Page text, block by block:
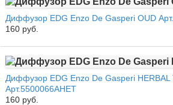
Диффузор EDG Enzo De Gasperi OUD
160 руб.
Диффузор EDG Enzo De Gasperi HERBAL
Арт.5500066AHET
160 руб.